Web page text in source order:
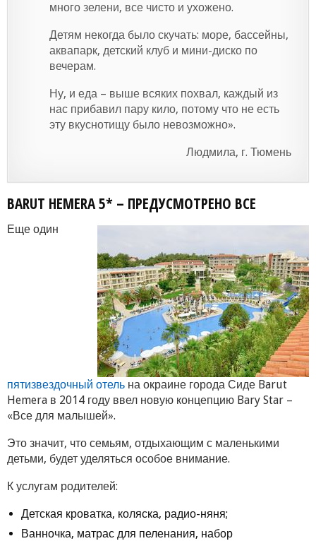
много зелени, все чисто и ухожено.
Детям некогда было скучать: море, бассейны,
аквапарк, детский клуб и мини-диско по
вечерам.
Ну, и еда – выше всяких похвал, каждый из
нас прибавил пару кило, потому что не есть
эту вкуснотищу было невозможно».
Людмила, г. Тюмень
BARUT HEMERA 5* – ПРЕДУСМОТРЕНО ВСЕ
Еще один
пятизвездочный отель на окраине города Сиде Barut
Hemera в 2014 году ввел новую концепцию Bary Star –
«Все для малышей».
Это значит, что семьям, отдыхающим с маленькими
детьми, будет уделяться особое внимание.
К услугам родителей:
Детская кроватка, коляска, радио-няня;
Ванночка, матрас для пеленания, набор